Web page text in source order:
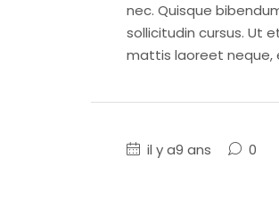
nec. Quisque
sollicitudin cursus. Ut
mattis laoreet neque,
il y a9 ans 0